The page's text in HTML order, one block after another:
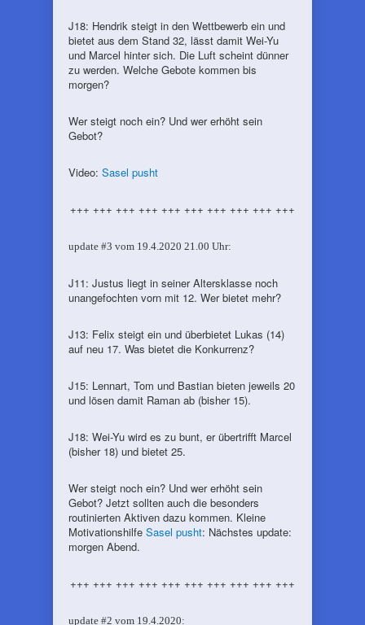
J18: Hendrik steigt in den Wettbewerb ein und
bietet aus dem Stand 32, lässt damit Wei-Yu
und Marcel hinter sich. Die Luft scheint dünner
zu werden. Welche Gebote kommen bis
morgen?
Wer steigt noch ein? Und wer erhöht sein
Gebot?
Video: Sasel pusht
+++ +++ +++ +++ +++ +++ +++ +++ +++ +++
update #3 vom 19.4.2020 21.00 Uhr:
J11: Justus liegt in seiner Altersklasse noch
unangefochten vorn mit 12. Wer bietet mehr?
J13: Felix steigt ein und überbietet Lukas (14)
auf neu 17. Was bietet die Konkurrenz?
J15: Lennart, Tom und Bastian bieten jeweils 20
und lösen damit Raman ab (bisher 15).
J18: Wei-Yu wird es zu bunt, er übertrifft Marcel
(bisher 18) und bietet 25.
Wer steigt noch ein? Und wer erhöht sein
Gebot? Jetzt sollten auch die besonders
routinierten Aktiven dazu kommen. Kleine
Motivationshilfe Sasel pusht: Nächstes update:
morgen Abend.
+++ +++ +++ +++ +++ +++ +++ +++ +++ +++
update #2 vom 19.4.2020: